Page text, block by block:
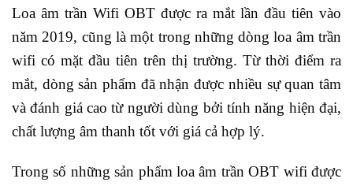
Loa âm trần Wifi OBT được ra mắt lần đầu tiên vào
năm 2019, cũng là một trong những dòng loa âm trần
wifi có mặt đầu tiên trên thị trường. Từ thời điểm ra
mắt, dòng sản phẩm đã nhận được nhiều sự quan tâm
và đánh giá cao từ người dùng bởi tính năng hiện đại,
chất lượng âm thanh tốt với giá cả hợp lý.
Trong số những sản phẩm loa âm trần OBT wifi được